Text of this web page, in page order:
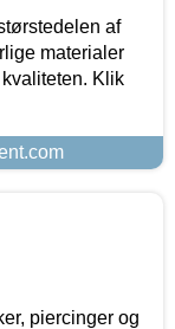
af
materialer
Klik
piercinger og